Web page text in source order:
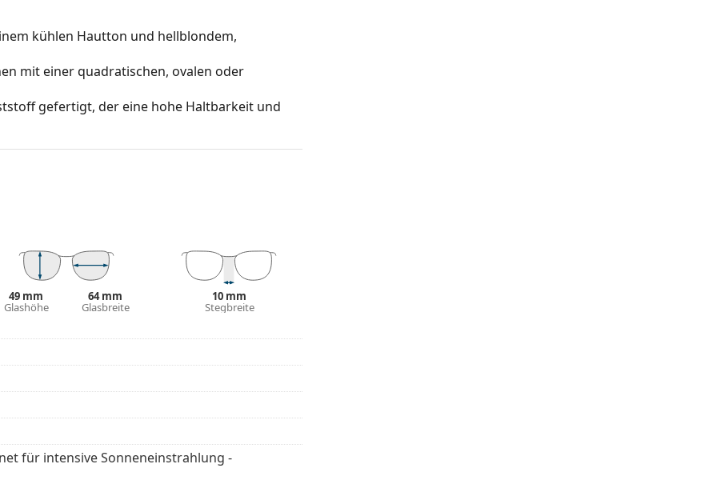
kühlen Hautton und hellblondem,
mit einer quadratischen, ovalen oder
gefertigt, der eine hohe Haltbarkeit und
ohne den Kontrast zu beeinträchtigen oder die
Vorteile in ihrem geringen Gewicht und
vor Sonnenlicht bietet. Die Gläser der
3 (Lichtdurchlässig­keit 8 – 18% ). Sie sind
Stadt geeignet.
des Etuis und sein Design können
der Sonnenbrille. Einige Modelle können
, um weitere Modelle beliebter Marken zu
49 mm
Glashöhe
64 mm
Glasbreite
10 mm
Stegbreite
für intensive Sonneneinstrahlung -